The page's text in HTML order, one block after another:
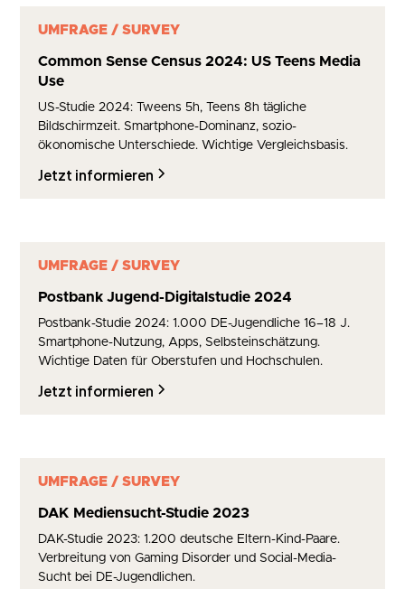
UMFRAGE / SURVEY
Common Sense Census 2024: US Teens Media
Use
US-Studie 2024: Tweens 5h, Teens 8h tägliche
Bildschirmzeit. Smartphone-Dominanz, sozio-
ökonomische Unterschiede. Wichtige Vergleichsbasis.
Jetzt informieren
UMFRAGE / SURVEY
Postbank Jugend-Digitalstudie 2024
Postbank-Studie 2024: 1.000 DE-Jugendliche 16–18 J.
Smartphone-Nutzung, Apps, Selbsteinschätzung.
Wichtige Daten für Oberstufen und Hochschulen.
Jetzt informieren
UMFRAGE / SURVEY
DAK Mediensucht-Studie 2023
DAK-Studie 2023: 1.200 deutsche Eltern-Kind-Paare.
Verbreitung von Gaming Disorder und Social-Media-
Sucht bei DE-Jugendlichen.